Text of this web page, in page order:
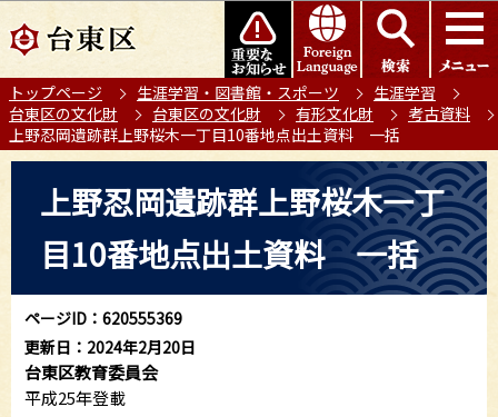
の
ー
ジ
の
このページの本文へ移動
トップページ 生涯学習・図書館・スポーツ
生涯学習
台東区の文化財
台東区の文化財 有形文化財
考古資料
上野忍岡遺跡群上野桜木一丁目10番地点出土資料 一括
ら
上野忍岡遺跡群上野桜木一丁
目10番地点出土資料 一括
ページID：620555369
更新日：2024年2月20日
台東区教育委員会
平成25年登載